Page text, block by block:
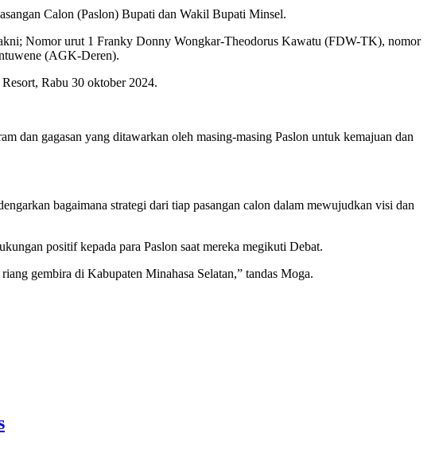
Calon (Paslon) Bupati dan Wakil Bupati Minsel.
Nomor urut 1 Franky Donny Wongkar-Theodorus Kawatu (FDW-TK), nomor
(AGK-Deren).
Rabu 30 oktober 2024.
dan gagasan yang ditawarkan oleh masing-masing Paslon untuk kemajuan dan
bagaimana strategi dari tiap pasangan calon dalam mewujudkan visi dan
positif kepada para Paslon saat mereka megikuti Debat.
gembira di Kabupaten Minahasa Selatan,” tandas Moga.